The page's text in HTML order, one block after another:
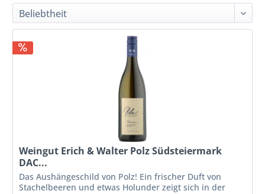
Weingut Erich & Walter Polz Südsteiermark
DAC...
Das Aushängeschild von Polz! Ein frischer Duft von
Stachelbeeren und etwas Holunder zeigt sich in der